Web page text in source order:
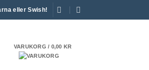
eller Swish!
VARUKORG / 0,00 KR